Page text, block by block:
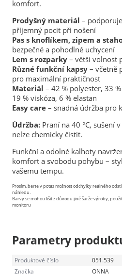
komfort.
Prodyšný materiál –
příjemný pocit při nošení
Pas s knoflíkem, zipem a
bezpečné a pohodlné uchycení
Lem s rozparky – větší volnost
Různé funkční kapsy – včetně
pro maximální praktičnost
Materiál – 42 % polyester, 33
19 % viskóza, 6 % elastan
Easy care – snadná údržba pro
Údržba: Praní na 40 °C, sušení
nelze chemicky čistit.
Funkční a odolné kalhoty
komfort a svobodu pohybu –
vašemu tempu.
Prosím, berte v potaz možnost odchylky reálného
náhledu.
Barvy se mohou lišit z důvodu jiné šarže výroby,
monitoru
Parametry
Produktové číslo
051.539
Značka
ONNA